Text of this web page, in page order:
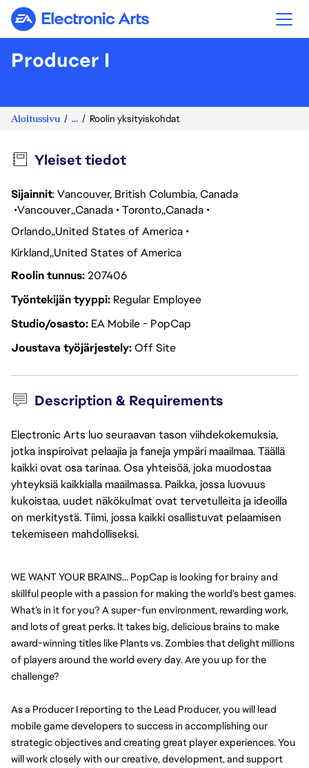
Electronic Arts
Producer I
Aloitussivu ... Roolin yksityiskohdat
Yleiset tiedot
Sijainnit: Vancouver, British Columbia, Canada
Vancouver Canada Toronto Canada
Orlando United States of America
Kirkland United States of America
Roolin tunnus207406
Työntekijän tyyppi Regular Employee
Studio/osasto EA Mobile - PopCap
Joustava työjärjestelyOff Site
Description & Requirements
Electronic Arts luo seuraavan tason viihdekokemuksia,
jotka inspiroivat pelaajia ja faneja ympäri maailmaa. Täällä
kaikki ovat osa tarinaa. Osa yhteisöä, joka muodostaa
yhteyksiä kaikkialla maailmassa. Paikka, jossa luovuus
kukoistaa, uudet näkökulmat ovat tervetulleita ja ideoilla
on merkitystä. Tiimi, jossa kaikki osallistuvat pelaamisen
tekemiseen mahdolliseksi.
WE WANT YOUR BRAINS… PopCap is looking for brainy and
skillful people with a passion for making the world’s best games.
What’s in it for you? A super-fun environment, rewarding work,
and lots of great perks. It takes big, delicious brains to make
award-winning titles like Plants vs. Zombies that delight millions
of players around the world every day. Are you up for the
challenge?
As a Producer I reporting to the Lead Producer, you will lead
mobile game developers to success in accomplishing our
strategic objectives and creating great player experiences. You
will work closely with our creative, development, and support